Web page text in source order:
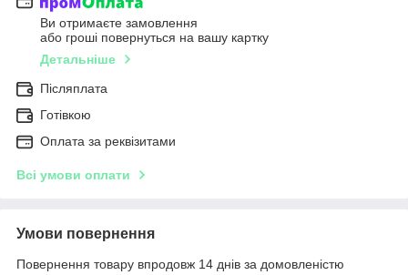
Ви отримаєте замовлення
або гроші повернуться на вашу картку
Детальніше
Післяплата
Готівкою
Оплата за реквізитами
Всі умови оплати
Умови повернення
Повернення товару впродовж 14 днів за домовленістю